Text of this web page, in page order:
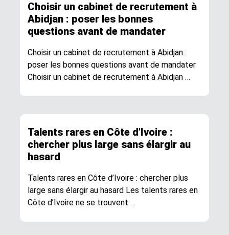
Choisir un cabinet de recrutement à
Abidjan : poser les bonnes
questions avant de mandater
Choisir un cabinet de recrutement à Abidjan :
poser les bonnes questions avant de mandater
Choisir un cabinet de recrutement à Abidjan …
Talents rares en Côte d’Ivoire :
chercher plus large sans élargir au
hasard
Talents rares en Côte d’Ivoire : chercher plus
large sans élargir au hasard Les talents rares en
Côte d’Ivoire ne se trouvent …